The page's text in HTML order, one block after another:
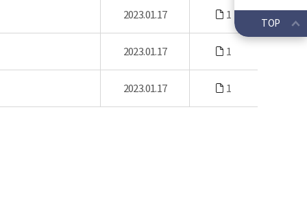
2023.01.17 1
2023.01.17 1
2023.01.17 1
TOP